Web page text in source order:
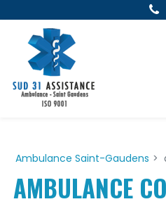
Ambulance Saint-Gaudens
AMBULANCE
Panneau de gestion des cookies